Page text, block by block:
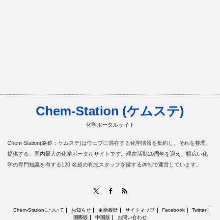
Chem-Station (ケムステ)
化学ポータルサイト
Chem-Station(略称：ケムステ)はウェブに混在する化学情報を集約し、それを整理、
提供する、国内最大の化学ポータルサイトです。現在活動20周年を迎え、幅広い化
学の専門知識を有する120 名超の有志スタッフを擁する体制で運営しています。
Facebook
Chem-Stationについて お知らせ 更新履歴 サイトマップ Facebook
Twitter
国際版
中国版 お問い合わせ